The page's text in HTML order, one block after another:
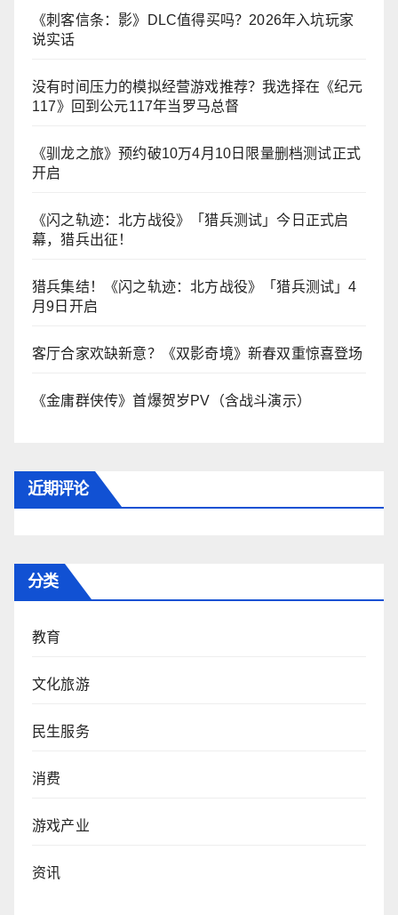
《刺客信条：影》DLC值得买吗？2026年入坑玩家
说实话
没有时间压力的模拟经营游戏推荐？我选择在《纪元
117》回到公元117年当罗马总督
《驯龙之旅》预约破10万4月10日限量删档测试正式
开启
《闪之轨迹：北方战役》「猎兵测试」今日正式启
幕，猎兵出征！
猎兵集结！《闪之轨迹：北方战役》「猎兵测试」4
月9日开启
客厅合家欢缺新意？《双影奇境》新春双重惊喜登场
《金庸群侠传》首爆贺岁PV（含战斗演示）
近期评论
分类
教育
文化旅游
民生服务
消费
游戏产业
资讯